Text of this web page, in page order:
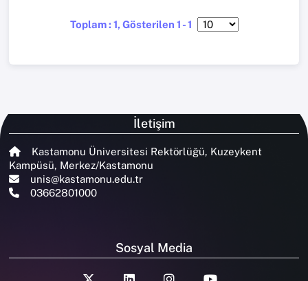
Toplam : 1, Gösterilen 1 - 1
İletişim
Kastamonu Üniversitesi Rektörlüğü, Kuzeykent
Kampüsü, Merkez/Kastamonu
unis@kastamonu.edu.tr
03662801000
Sosyal Media